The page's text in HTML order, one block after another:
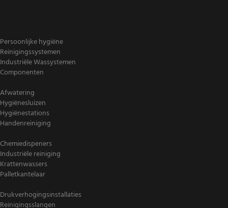
Persoonlijke hygiëne
Reinigingssystemen
Industriële Wassystemen
Componenten
Afwatering
Hygiënesluizen
Hygiënestations
Handenreiniging
Chemiedispeners
Industriële reiniging
Krattenwassers
Palletkantelaar
Drukverhogingsinstallaties
Reinigingsslangen